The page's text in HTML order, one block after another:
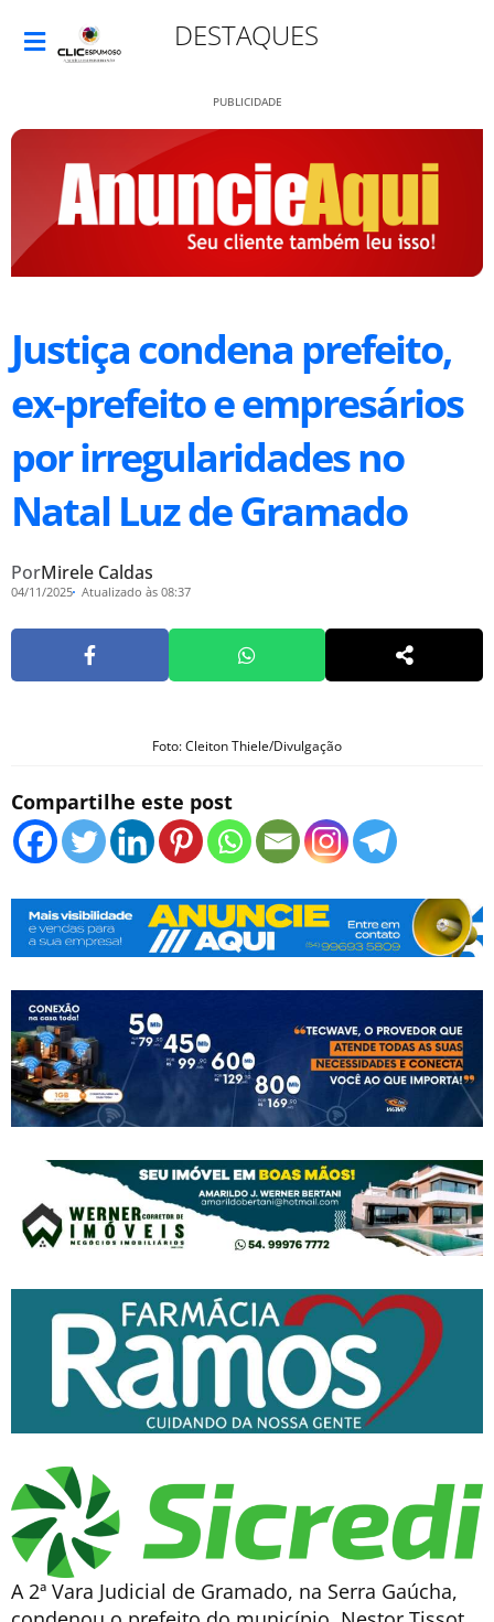
DESTAQUES
PUBLICIDADE
Justiça condena prefeito,
ex-prefeito e empresários
por irregularidades no
Natal Luz de Gramado
PorMirele Caldas
04/11/2025 Atualizado às 08:37
Foto: Cleiton Thiele/Divulgação
Compartilhe este post
A 2ª Vara Judicial de Gramado, na Serra Gaúcha,